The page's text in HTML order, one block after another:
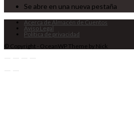
Se abre en una nueva pestaña
Acerca de Almacén de Cuentos
Aviso Legal
Política de privacidad
© Copyright - OceanWP Theme by Nick